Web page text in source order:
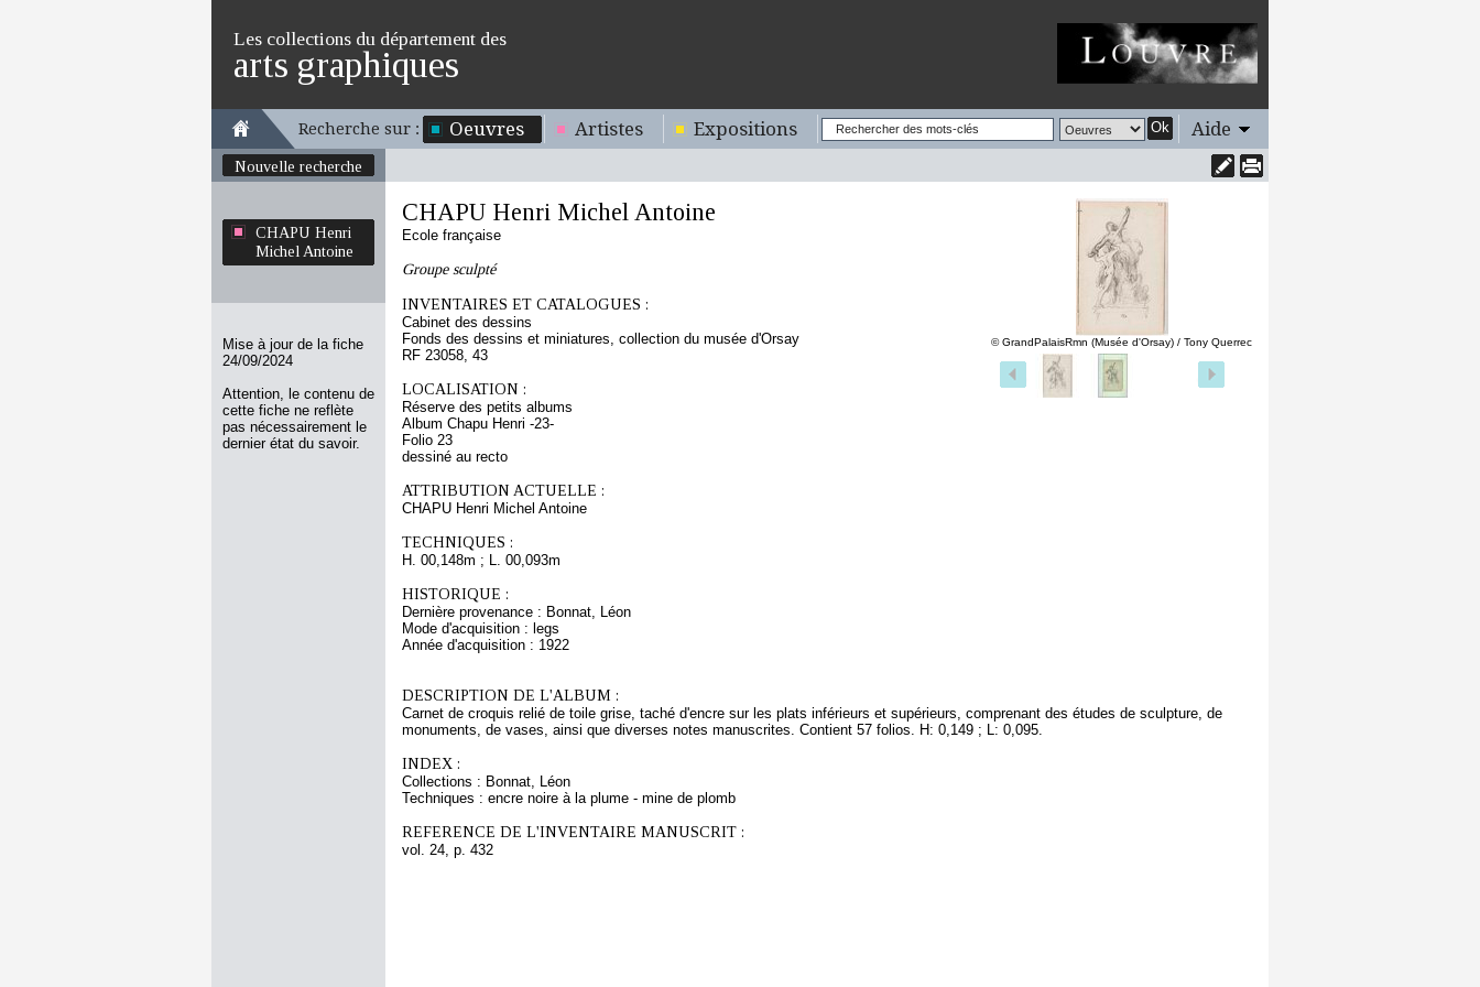
Les collections du département des
arts graphiques
Recherche sur : Oeuvres Artistes Expositions Ok Aide
Nouvelle recherche
CHAPU Henri
Michel Antoine
Mise à jour de la fiche
24/09/2024
Attention, le contenu de
cette fiche ne reflète
pas nécessairement le
dernier état du savoir.
© GrandPalaisRmn (Musée d'Orsay) / Tony Querrec
CHAPU Henri Michel Antoine
Ecole française
Groupe sculpté
INVENTAIRES ET CATALOGUES :
Cabinet des dessins
Fonds des dessins et miniatures, collection du musée d'Orsay
RF 23058, 43
LOCALISATION :
Réserve des petits albums
Album Chapu Henri -23-
Folio 23
dessiné au recto
ATTRIBUTION ACTUELLE :
CHAPU Henri Michel Antoine
TECHNIQUES :
H. 00,148m ; L. 00,093m
HISTORIQUE :
Dernière provenance : Bonnat, Léon
Mode d'acquisition : legs
Année d'acquisition : 1922
DESCRIPTION DE L'ALBUM :
Carnet de croquis relié de toile grise, taché d'encre sur les plats inférieurs et supérieurs, comprenant des études de sculpture, de
monuments, de vases, ainsi que diverses notes manuscrites. Contient 57 folios. H: 0,149 ; L: 0,095.
INDEX :
Collections : Bonnat, Léon
Techniques : encre noire à la plume - mine de plomb
REFERENCE DE L'INVENTAIRE MANUSCRIT :
vol. 24, p. 432